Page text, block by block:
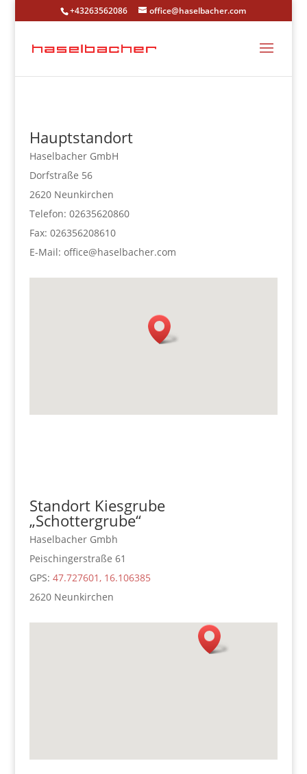
+43263562086 office@haselbacher.com
Hauptstandort
Haselbacher GmbH
Dorfstraße 56
2620 Neunkirchen
Telefon: 02635620860
Fax: 026356208610
E-Mail: office@haselbacher.com
Standort Kiesgrube
„Schottergrube“
Haselbacher Gmbh
Peischingerstraße 61
GPS: 47.727601, 16.106385
2620 Neunkirchen